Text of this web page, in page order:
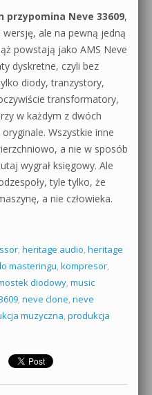
przypomina Neve 33609,
ale na pewną jedną
powstają jako AMS Neve
dyskretne, czyli bez
diody, tranzystory,
transformatory,
w każdym z dwóch
Wszystkie inne
a nie w sposób
wygrał księgowy. Ale
tyle tylko, że
a nie człowieka.
, heritage audio, heritage
masteringu, kompresor,
diodowy, music
, neve clone, neve
muzyczna, produkcja